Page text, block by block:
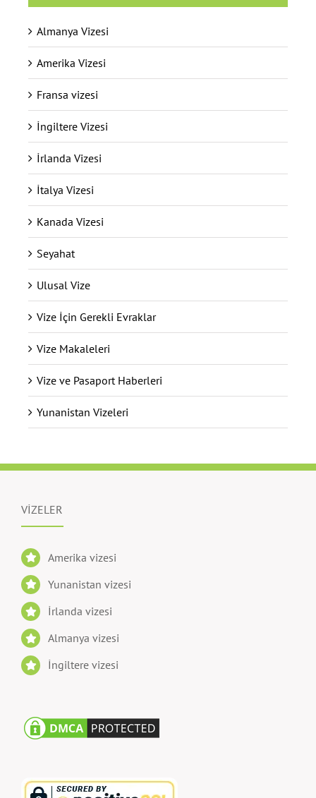
Almanya Vizesi
Amerika Vizesi
Fransa vizesi
İngiltere Vizesi
İrlanda Vizesi
İtalya Vizesi
Kanada Vizesi
Seyahat
Ulusal Vize
Vize İçin Gerekli Evraklar
Vize Makaleleri
Vize ve Pasaport Haberleri
Yunanistan Vizeleri
VİZELER
Amerika vizesi
Yunanistan vizesi
İrlanda vizesi
Almanya vizesi
İngiltere vizesi